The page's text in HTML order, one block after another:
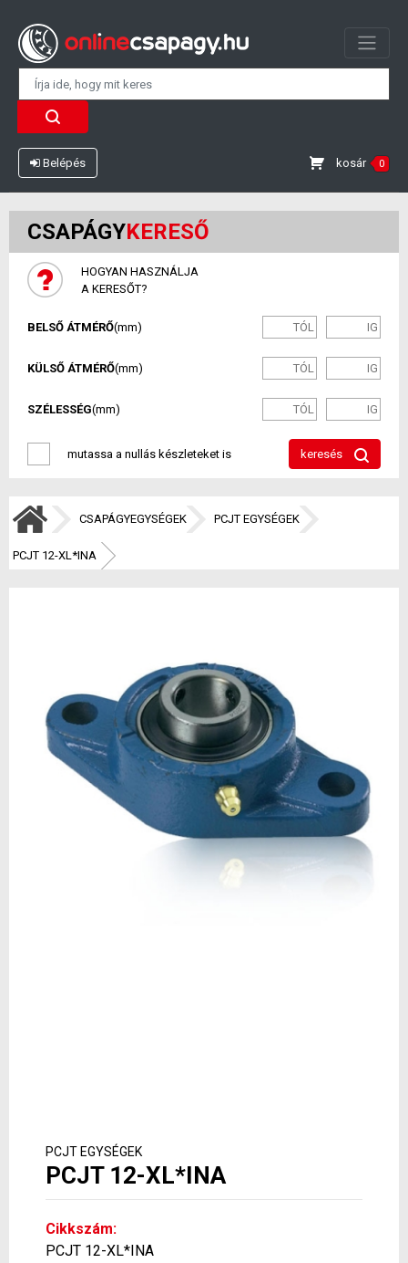
Belépés kosár 0
CSAPÁGYKERESŐ
HOGYAN HASZNÁLJA
A KERESŐT?
BELSŐ ÁTMÉRŐ(mm)
KÜLSŐ ÁTMÉRŐ(mm)
SZÉLESSÉG(mm)
mutassa a nullás készleteket is keresés
CSAPÁGYEGYSÉGEK PCJT EGYSÉGEK
PCJT 12-XL*INA
PCJT EGYSÉGEK
PCJT 12-XL*INA
Cikkszám:
PCJT 12-XL*INA